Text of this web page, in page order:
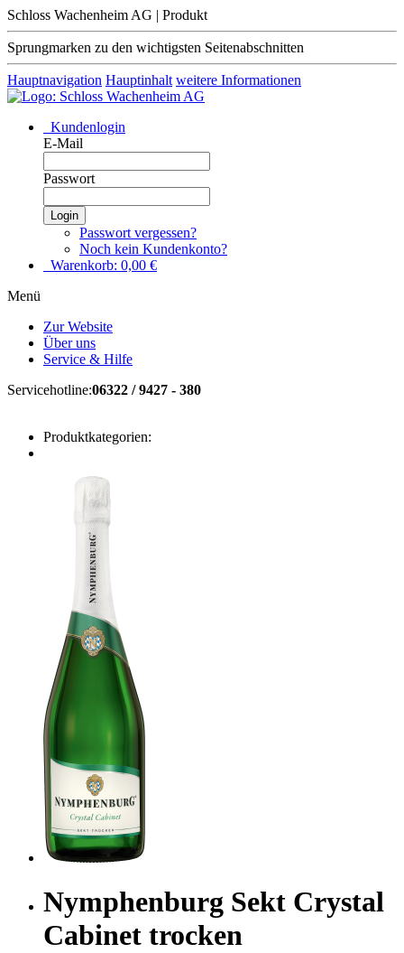
Schloss Wachenheim AG | Produkt
Sprungmarken zu den wichtigsten Seitenabschnitten
Hauptnavigation Hauptinhalt weitere Informationen
Kundenlogin
E-Mail
Passwort
Login
Passwort vergessen?
Noch kein Kundenkonto?
Warenkorb: 0,00 €
Menü
Zur Website
Über uns
Service & Hilfe
Servicehotline:06322 / 9427 - 380
Produktkategorien:
Nymphenburg Sekt Crystal
Cabinet trocken